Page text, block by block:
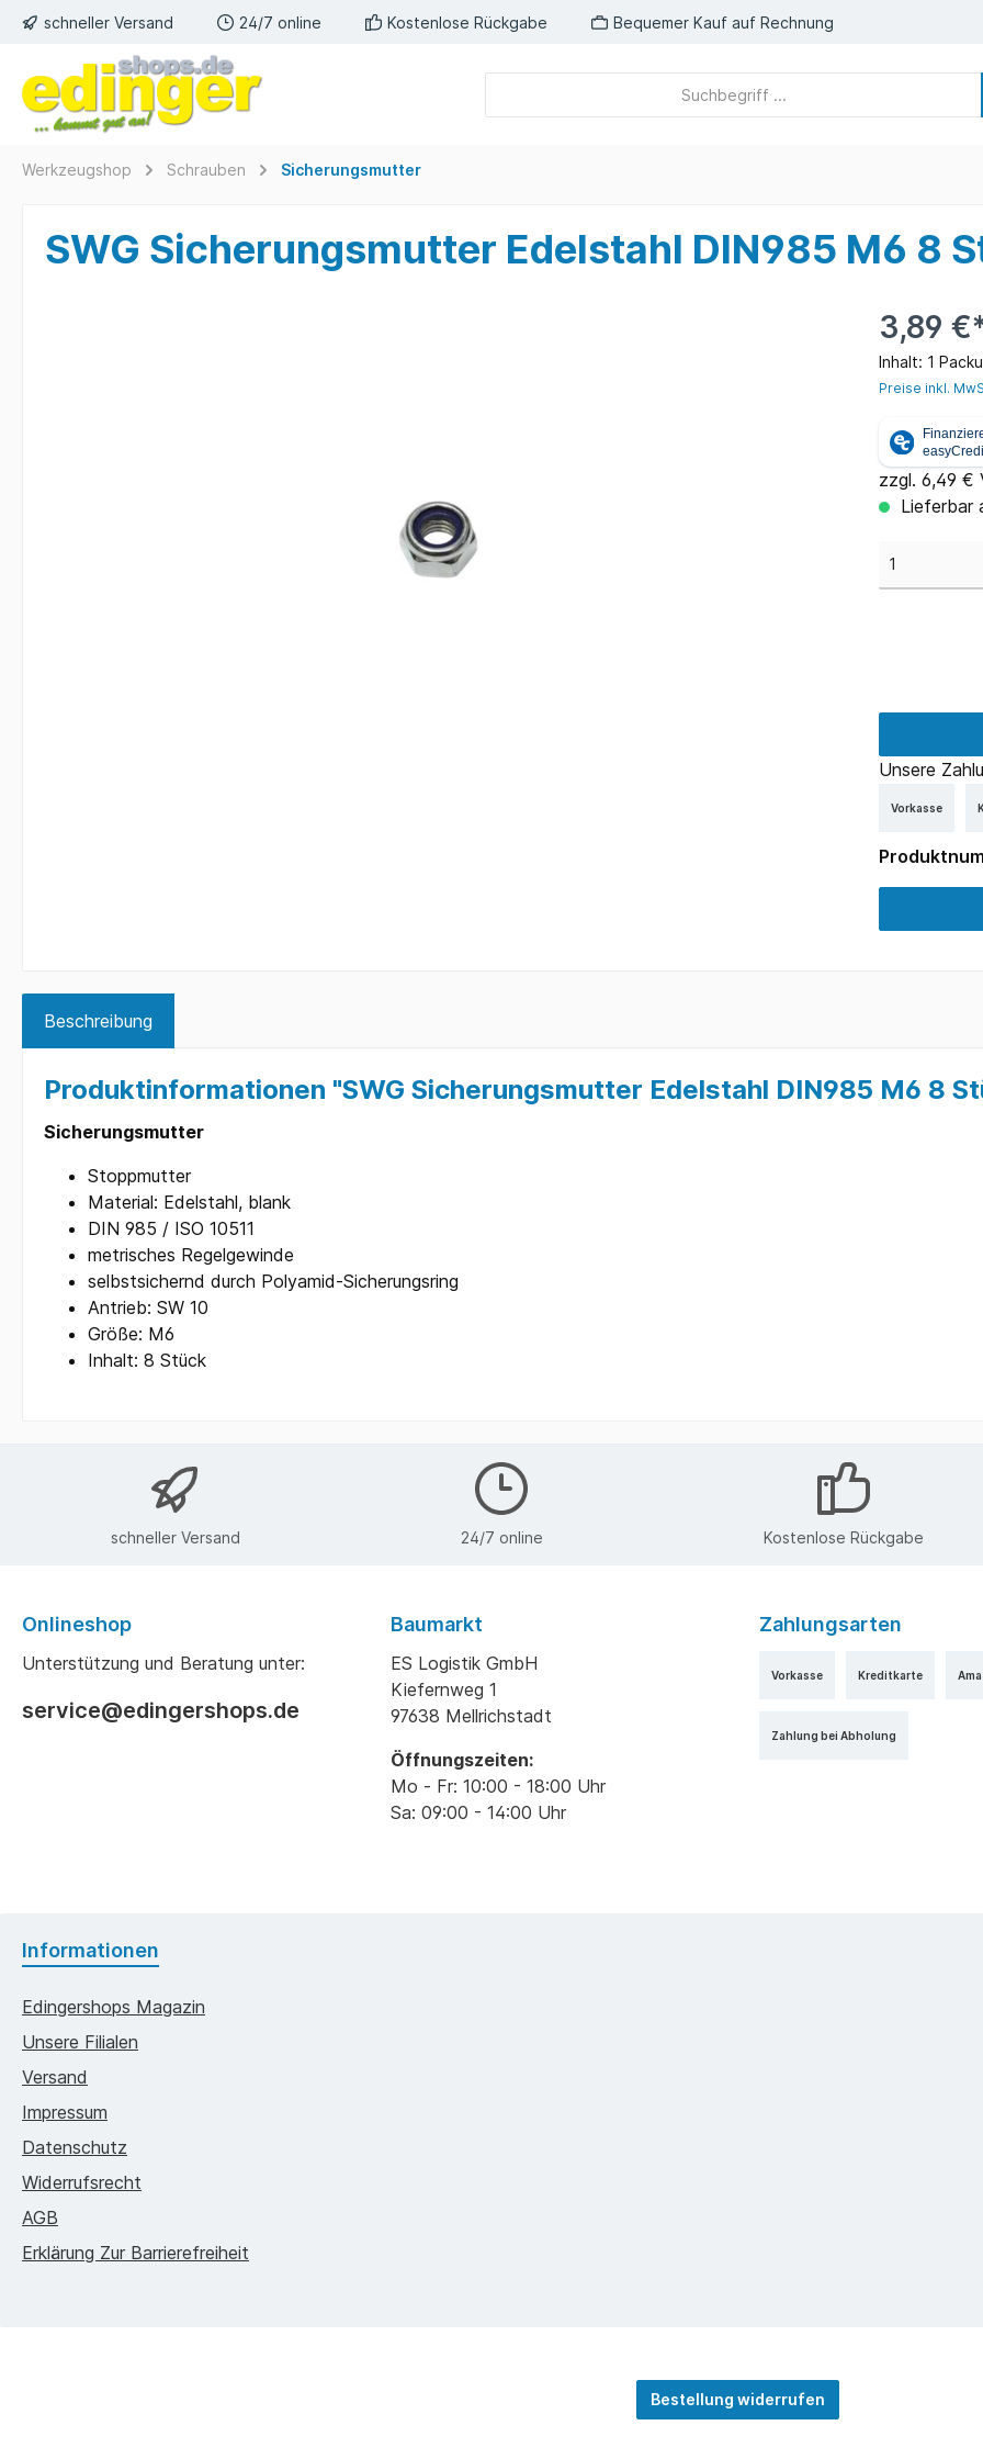
schneller Versand 24/7 online Kostenlose Rückgabe Bequemer Kauf auf Rechnung
Werkzeugshop Schrauben Sicherungsmutter
SWG Sicherungsmutter Edelstahl DIN985 M6 8
3,89
Inhalt: 1
Preise inkl.
zzgl. 6,49 €
Lieferbar
Unsere
Vorkasse
Beschreibung
Produktinformationen "SWG Sicherungsmutter Edelstahl DIN985 M6 8
Sicherungsmutter
Stoppmutter
Material: Edelstahl, blank
DIN 985 / ISO 10511
metrisches Regelgewinde
selbstsichernd durch Polyamid-Sicherungsring
Antrieb: SW 10
Größe: M6
Inhalt: 8 Stück
schneller Versand 24/7 online Kostenlose Rückgabe
Onlineshop
Unterstützung und Beratung unter:
service@edingershops.de
Baumarkt
ES Logistik GmbH
Kiefernweg 1
97638 Mellrichstadt
Öffnungszeiten:
Mo - Fr: 10:00 - 18:00 Uhr
Sa: 09:00 - 14:00 Uhr
Zahlungsarten
Vorkasse Kreditkarte
Zahlung bei Abholung
Informationen
Edingershops Magazin
Unsere Filialen
Versand
Impressum
Datenschutz
Widerrufsrecht
AGB
Erklärung Zur Barrierefreiheit
Bestellung widerrufen